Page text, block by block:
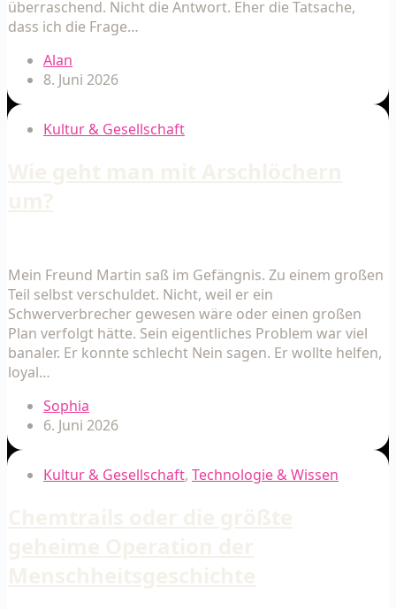
überraschend. Nicht die Antwort. Eher die Tatsache,
dass ich die Frage…
Alan
8. Juni 2026
Kultur & Gesellschaft
Mein Freund Martin saß im Gefängnis. Zu einem großen
Teil selbst verschuldet. Nicht, weil er ein
Schwerverbrecher gewesen wäre oder einen großen
Plan verfolgt hätte. Sein eigentliches Problem war viel
banaler. Er konnte schlecht Nein sagen. Er wollte helfen,
loyal…
Sophia
6. Juni 2026
Kultur & Gesellschaft, Technologie & Wissen